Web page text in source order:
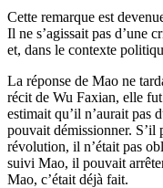
Cette remarque est
Il ne s’agissait pas d’une
et, dans le contexte
La réponse de Mao ne
récit de Wu Faxian, elle
estimait qu’il n’aurait pas
pouvait démissionner. S’il
révolution, il n’était pas
suivi Mao, il pouvait
Mao, c’était déjà fait.